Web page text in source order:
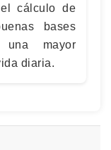
cálculo de
bases
una mayor
diaria.